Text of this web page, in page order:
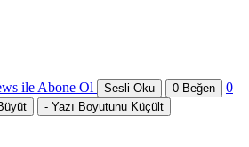
ile Abone Ol Sesli Oku 0 Beğen
0
- Yazı Boyutunu Küçült